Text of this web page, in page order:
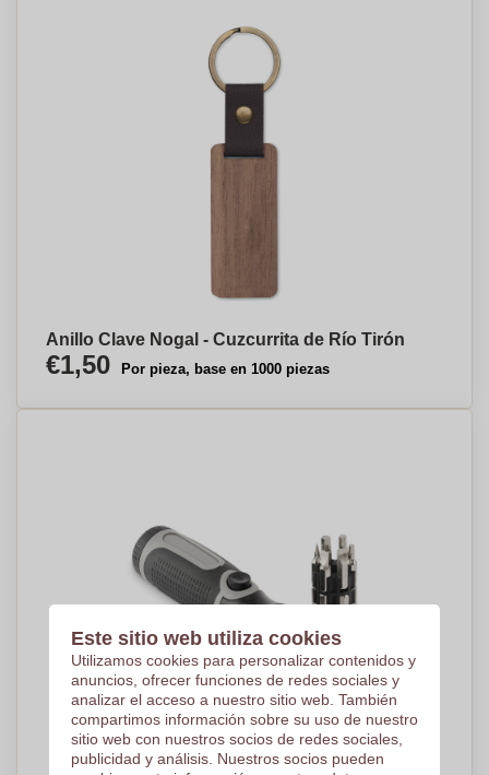
Anillo Clave Nogal - Cuzcurrita de Río Tirón
€1,50 Por pieza, base en 1000 piezas
Este sitio web utiliza cookies
Utilizamos cookies para personalizar contenidos y
anuncios, ofrecer funciones de redes sociales y
analizar el acceso a nuestro sitio web. También
compartimos información sobre su uso de nuestro
sitio web con nuestros socios de redes sociales,
publicidad y análisis. Nuestros socios pueden